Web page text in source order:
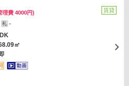
理費 4000円)
礼 -
㎡
賃貸